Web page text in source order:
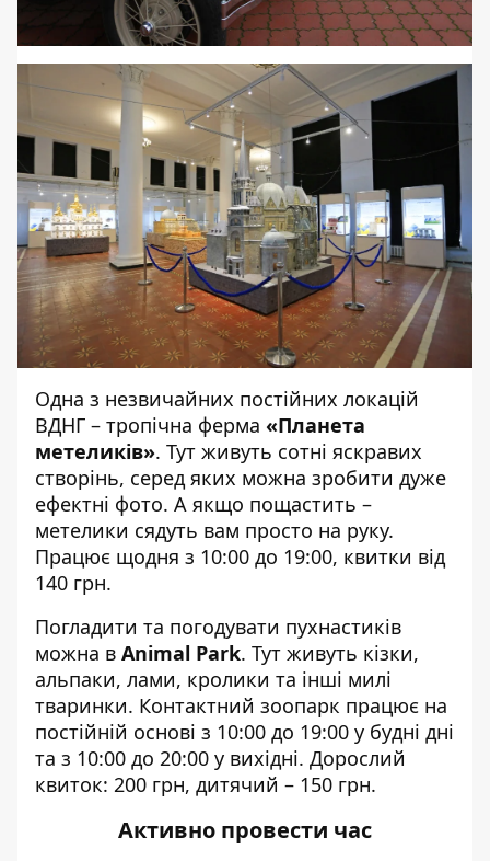
Одна з незвичайних постійних локацій
ВДНГ – тропічна ферма «Планета
метеликів». Тут живуть сотні яскравих
створінь, серед яких можна зробити дуже
ефектні фото. А якщо пощастить –
метелики сядуть вам просто на руку.
Працює щодня з 10:00 до 19:00, квитки від
140 грн.
Погладити та погодувати пухнастиків
можна в Animal Park. Тут живуть кізки,
альпаки, лами, кролики та інші милі
тваринки. Контактний зоопарк працює на
постійній основі з 10:00 до 19:00 у будні дні
та з 10:00 до 20:00 у вихідні. Дорослий
квиток: 200 грн, дитячий – 150 грн.
Активно провести час